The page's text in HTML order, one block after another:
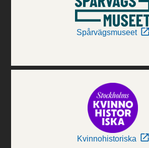
Spårvägsmuseet
Kvinnohistoriska